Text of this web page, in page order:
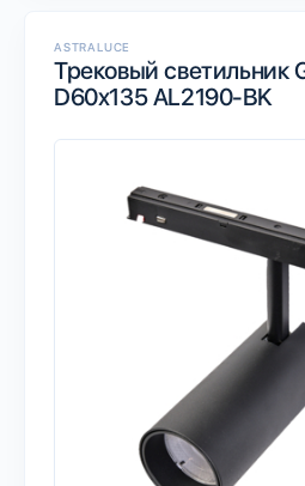
ASTRALUCE
Трековый светильник
D60x135 AL2190-BK